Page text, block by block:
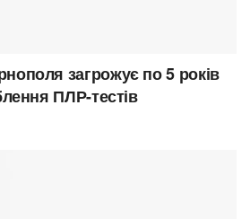
загрожує по 5 років
ПЛР-тестів